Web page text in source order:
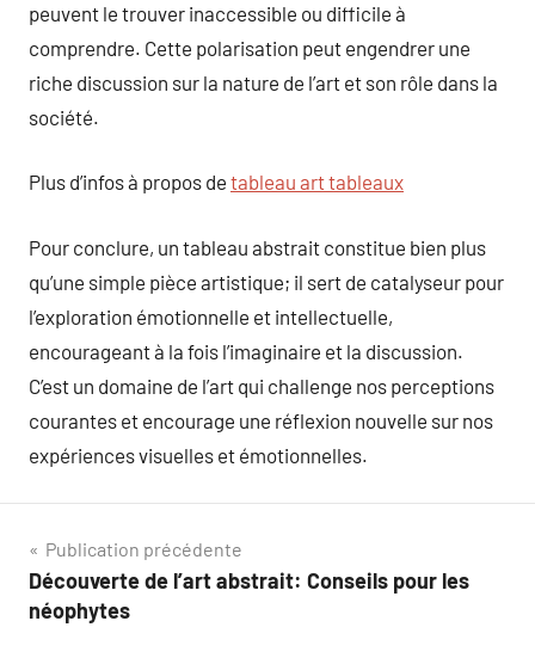
peuvent le trouver inaccessible ou difficile à
comprendre. Cette polarisation peut engendrer une
riche discussion sur la nature de l’art et son rôle dans la
société.
Plus d’infos à propos de tableau art tableaux
Pour conclure, un tableau abstrait constitue bien plus
qu’une simple pièce artistique; il sert de catalyseur pour
l’exploration émotionnelle et intellectuelle,
encourageant à la fois l’imaginaire et la discussion.
C’est un domaine de l’art qui challenge nos perceptions
courantes et encourage une réflexion nouvelle sur nos
expériences visuelles et émotionnelles.
Navigation
de
Publication précédente
Découverte de l’art abstrait: Conseils pour les
néophytes